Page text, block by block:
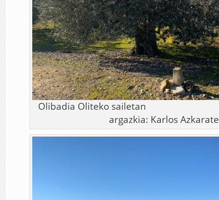
Olibadia
argazkia: Karlos